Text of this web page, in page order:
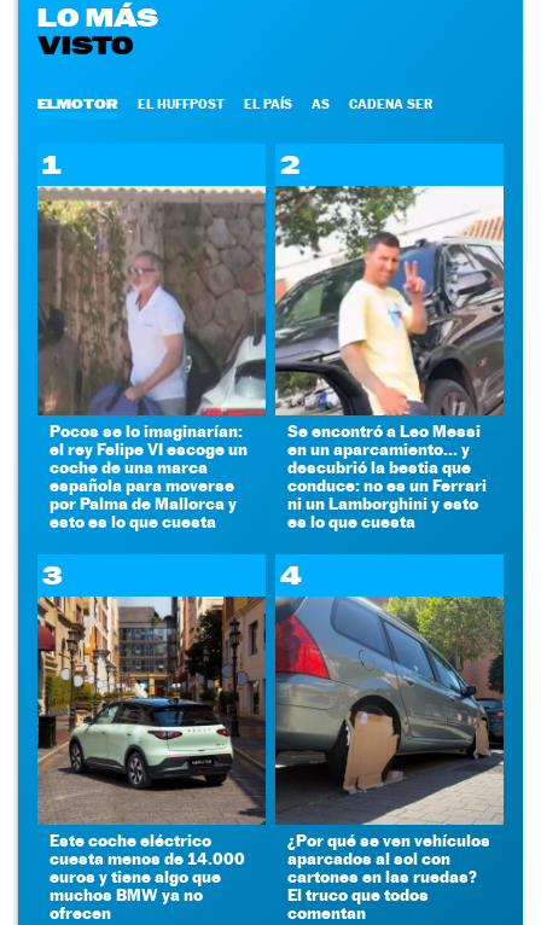
LO MÁS
VISTO
ELMOTOR EL HUFFPOST EL PAÍS AS CADENA SER
1
Pocos se lo imaginarían:
el rey Felipe VI escoge un
coche de una marca
española para moverse
por Palma de Mallorca y
esto es lo que cuesta
2
Se encontró a Leo Messi
en un aparcamiento... y
descubrió la bestia que
conduce: no es un Ferrari
ni un Lamborghini y esto
es lo que cuesta
3
Este coche eléctrico
cuesta menos de 14.000
euros y tiene algo que
muchos BMW ya no
ofrecen
4
¿Por qué se ven vehículos
aparcados al sol con
cartones en las ruedas?
El truco que todos
comentan